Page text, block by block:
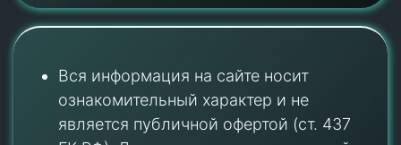
Вся информация на сайте носит
ознакомительный характер и не
является публичной офертой (ст. 437